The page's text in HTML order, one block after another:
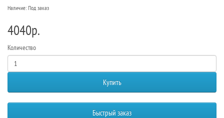
Наличие: Под заказ
4040р.
Количество
Купить
Быстрый заказ